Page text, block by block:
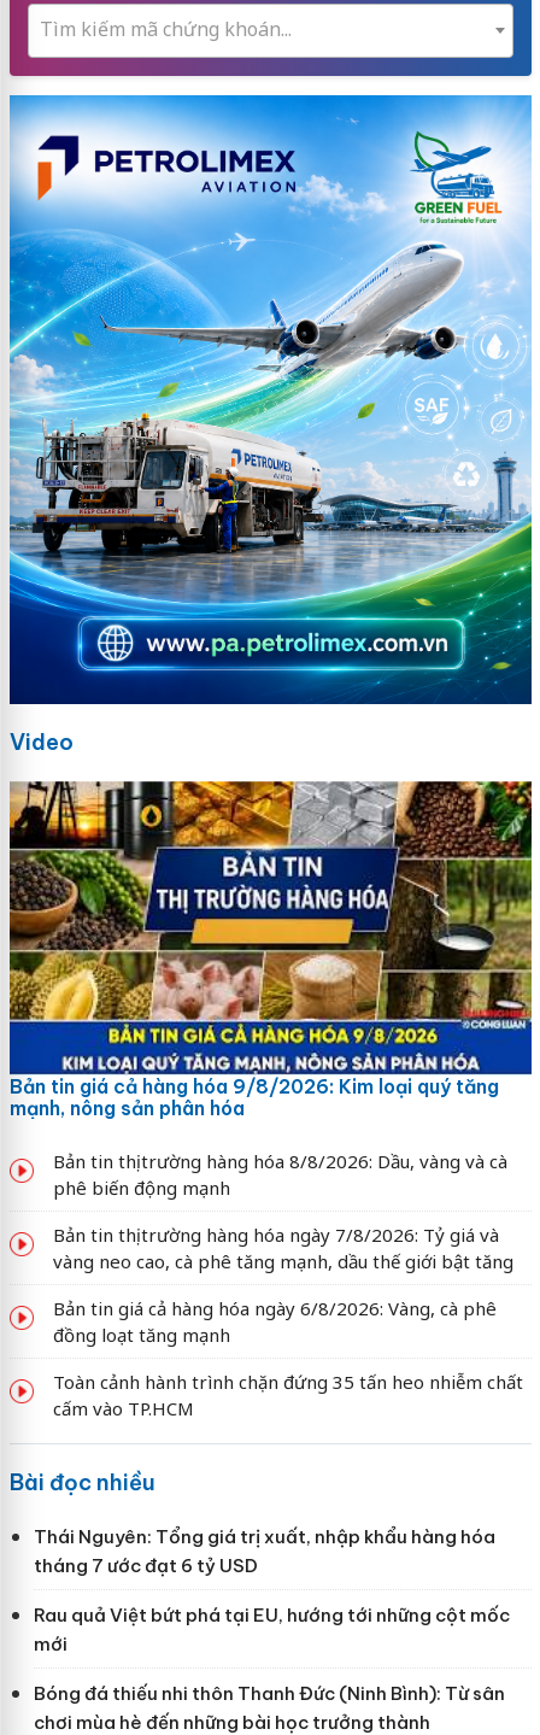
Tìm kiếm mã chứng khoán...
Video
Bản tin giá cả hàng hóa 9/8/2026: Kim loại quý tăng
mạnh, nông sản phân hóa
Bản tin thị trường hàng hóa 8/8/2026: Dầu, vàng và cà
phê biến động mạnh
Bản tin thị trường hàng hóa ngày 7/8/2026: Tỷ giá và
vàng neo cao, cà phê tăng mạnh, dầu thế giới bật tăng
Bản tin giá cả hàng hóa ngày 6/8/2026: Vàng, cà phê
đồng loạt tăng mạnh
Toàn cảnh hành trình chặn đứng 35 tấn heo nhiễm chất
cấm vào TP.HCM
Bài đọc nhiều
Thái Nguyên: Tổng giá trị xuất, nhập khẩu hàng hóa
tháng 7 ước đạt 6 tỷ USD
Rau quả Việt bứt phá tại EU, hướng tới những cột mốc
mới
Bóng đá thiếu nhi thôn Thanh Đức (Ninh Bình): Từ sân
chơi mùa hè đến những bài học trưởng thành